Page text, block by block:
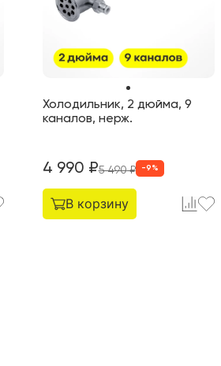
Холодильник, 2 дюйма, 9
каналов, нерж.
4 990 ₽5 490₽ -9 %
В корзину